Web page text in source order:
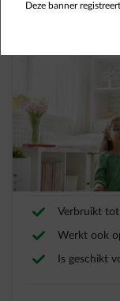
Verbruikt
Werkt ook
Is geschikt
Deze banner